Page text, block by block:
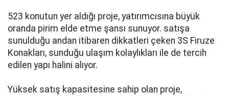
523 konutun yer aldığı proje, yatırımcısına büyük
oranda pirim elde etme şansı sunuyor. satışa
sunulduğu andan itibaren dikkatleri çeken 3S Firuze
Konakları, sunduğu ulaşım kolaylıkları ile de tercih
edilen yapı halini alıyor.
Yüksek satış kapasitesine sahip olan proje,